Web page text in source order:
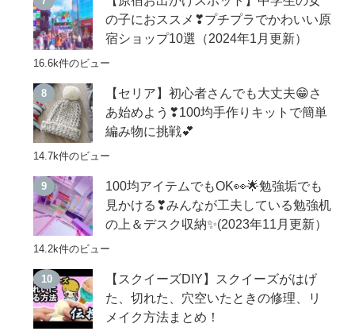
の子におススメ❣プチプラでかわいい原
宿ショップ10選（2024年1月更新）
16.6k件のビュー
【セリア】初心者さんでも大丈夫😁さ
あ始めよう❣100均手作りキットで簡単
編み物に挑戦💕
14.7k件のビュー
100均アイテムでもOK👀🌟勉強垢でも
見かける❣みんなが工夫している勉強机
の上＆デスク収納✨(2023年11月更新）
14.2k件のビュー
【スクイーズDIY】スクイーズがはげ
た、切れた、穴空いたときの修理、リ
メイク方法まとめ！